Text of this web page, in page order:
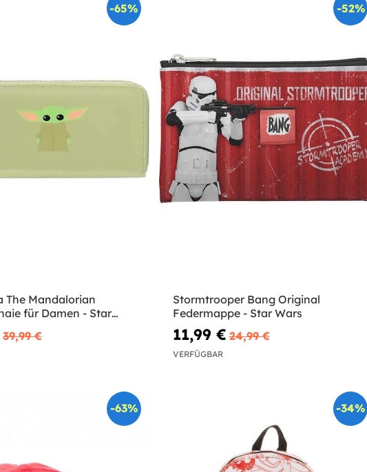
-65%
The Mandalorian
für Damen - Star
39,99 €
-52%
Stormtrooper Bang Original
Federmappe - Star Wars
11,99 € 24,99 €
VERFÜGBAR
-63% -34%